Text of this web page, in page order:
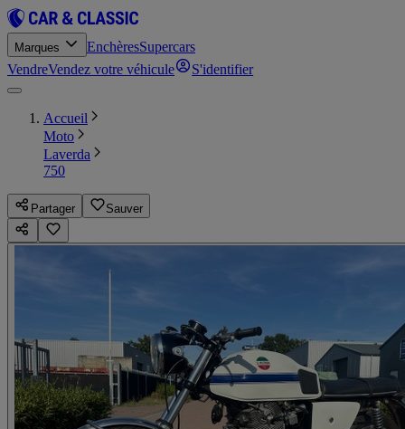
Marques EnchèresSupercars
VendreVendez votre véhicule S'identifier
Accueil
Moto
Laverda
750
Partager Sauver